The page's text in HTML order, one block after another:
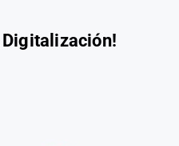
Digitalización!